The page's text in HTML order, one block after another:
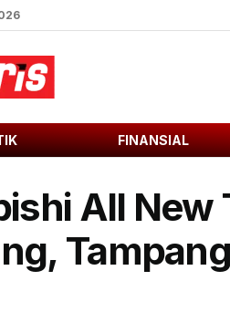
FINANSIAL
All New